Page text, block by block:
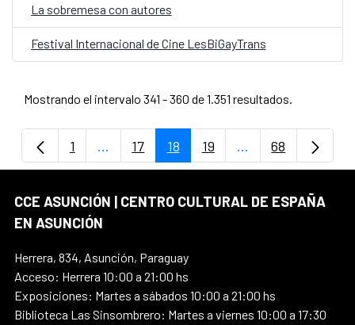
La sobremesa con autores
Festival Internacional de Cine LesBiGayTrans
Mostrando el intervalo 341 - 360 de 1.351 resultados.
Página
1 ...Páginas intermedias Use TAB para
Página
17 Página
18 Página
19 ...PáginasPágina
68
CCE ASUNCIÓN | CENTRO CULTURAL DE ESPAÑA
EN ASUNCIÓN
Herrera, 834, Asunción, Paraguay
Acceso: Herrera 10:00 a 21:00 hs
Exposiciones: Martes a sábados 10:00 a 21:00 hs
Biblioteca Las Sinsombrero: Martes a viernes 10:00 a 17:30